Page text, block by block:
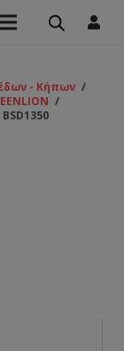
- Κήπων /
/